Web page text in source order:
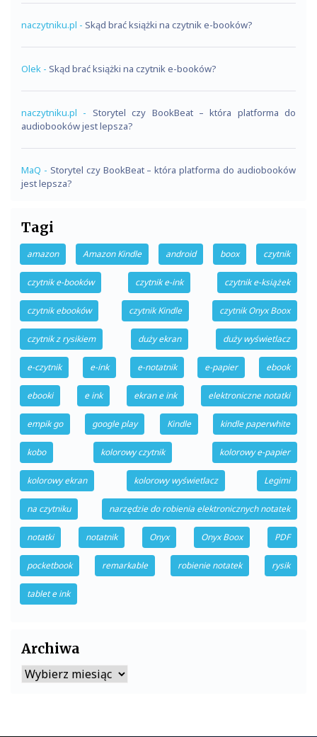
naczytniku.pl - Skąd brać książki na czytnik e-booków?
Olek - Skąd brać książki na czytnik e-booków?
naczytniku.pl - Storytel czy BookBeat – która platforma do
audiobooków jest lepsza?
MaQ - Storytel czy BookBeat – która platforma do audiobooków
jest lepsza?
Tagi
amazon Amazon Kindle android boox czytnik
czytnik e-booków czytnik e-ink czytnik e-książek
czytnik ebooków czytnik Kindle czytnik Onyx Boox
czytnik z rysikiem duży ekran duży wyświetlacz
e-czytnik e-ink e-notatnik e-papier ebook
ebooki e ink ekran e ink elektroniczne notatki
empik go google play Kindle kindle paperwhite
kobo kolorowy czytnik kolorowy e-papier
kolorowy ekran kolorowy wyświetlacz Legimi
na czytniku narzędzie do robienia elektronicznych notatek
notatki notatnik Onyx Onyx Boox PDF
pocketbook remarkable robienie notatek rysik
tablet e ink
Archiwa
Archiwa